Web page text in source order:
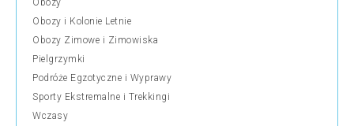
Obozy
Obozy i Kolonie Letnie
Obozy Zimowe i Zimowiska
Pielgrzymki
Podróże Egzotyczne i Wyprawy
Sporty Ekstremalne i Trekkingi
Wczasy